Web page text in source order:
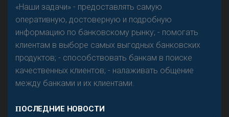
«Наши задачи» - предоставлять самую
оперативную, достоверную и подробную
информацию по банковскому рынку; - помогать
клиентам в выборе самых выгодных банковских
продуктов; - способствовать банкам в поиске
качественных клиентов; - налаживать общение
между банками и их клиентами.
ПОСЛЕДНИЕ НОВОСТИ